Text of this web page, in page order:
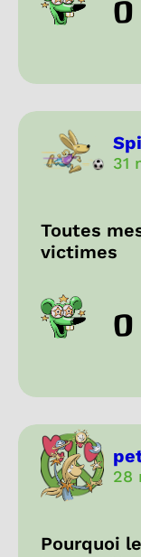
0
31
Toutes
victimes
0
28
Pourquoi